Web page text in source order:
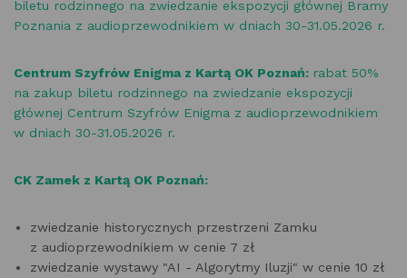
biletu rodzinnego na zwiedzanie ekspozycji głównej Bramy
Poznania z audioprzewodnikiem w dniach 30-31.05.2026 r.
Centrum Szyfrów Enigma z Kartą OK Poznań: rabat 50%
na zakup biletu rodzinnego na zwiedzanie ekspozycji
głównej Centrum Szyfrów Enigma z audioprzewodnikiem
w dniach 30-31.05.2026 r.
CK Zamek z Kartą OK Poznań:
zwiedzanie historycznych przestrzeni Zamku
z audioprzewodnikiem w cenie 7 zł
zwiedzanie wystawy "AI - Algorytmy Iluzji" w cenie 10 zł